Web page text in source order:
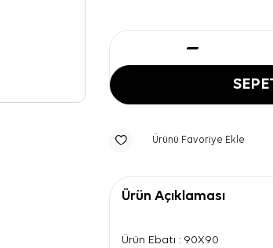
Ürünü Favoriye Ekle
Ürün Açıklaması
Ürün Ebatı : 90X90